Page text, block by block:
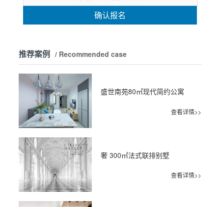
确认报名
推荐案例 / Recommended case
盛世南苑80㎡现代简约公寓
查看详情>>
奢 300㎡法式联排别墅
查看详情>>